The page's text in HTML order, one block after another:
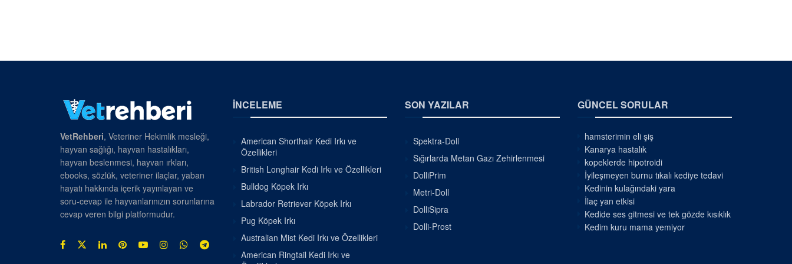
VetRehberi, Veteriner Hekimlik mesleği,
hayvan sağlığı, hayvan hastalıkları,
hayvan beslenmesi, hayvan ırkları,
ebooks, sözlük, veteriner ilaçlar, yaban
hayatı hakkında içerik yayınlayan ve
soru-cevap ile hayvanlarınızın sorunlarına
cevap veren bilgi platformudur.
İNCELEME
American Shorthair Kedi Irkı ve
Özellikleri
British Longhair Kedi Irkı ve Özellikleri
Bulldog Köpek Irkı
Labrador Retriever Köpek Irkı
Pug Köpek Irkı
Australian Mist Kedi Irkı ve Özellikleri
American Ringtail Kedi Irkı ve
SON YAZILAR
Spektra-Doll
Sığırlarda Metan Gazı Zehirlenmesi
DolliPrim
Metri-Doll
DolliSipra
Dolli-Prost
GÜNCEL SORULAR
hamsterimin eli şiş
Kanarya hastalık
kopeklerde hipotroidi
İyileşmeyen burnu tıkalı kediye tedavi
Kedinin kulağındaki yara
İlaç yan etkisi
Kedide ses gitmesi ve tek gözde kısıklık
Kedim kuru mama yemiyor